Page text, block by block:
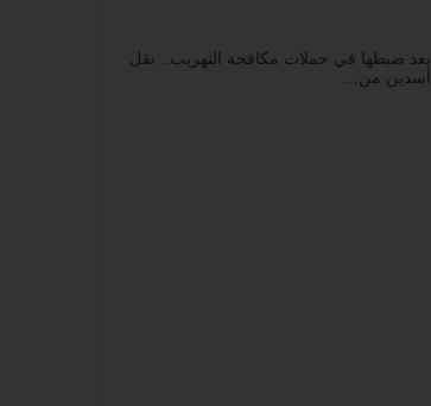
بعد ضبطها في حملات مكافحة التهريب.. نقل
أسدين من…